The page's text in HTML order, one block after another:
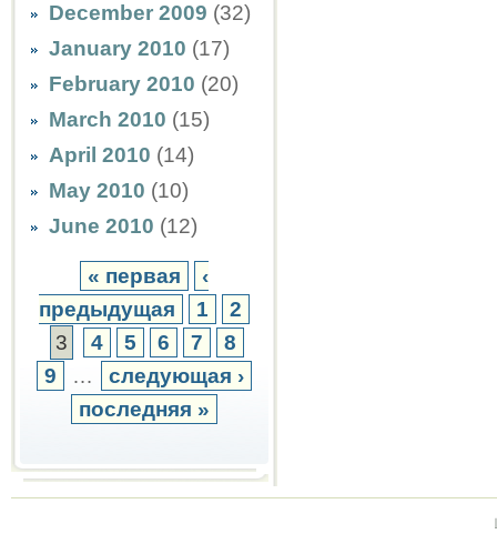
December 2009 (32)
January 2010 (17)
February 2010 (20)
March 2010 (15)
April 2010 (14)
May 2010 (10)
June 2010 (12)
« первая
‹
предыдущая
1
2
3
4 5 6 7
8
9
…
следующая ›
последняя »